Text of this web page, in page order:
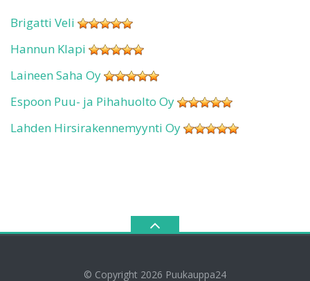
Brigatti Veli
Hannun Klapi
Laineen Saha Oy
Espoon Puu- ja Pihahuolto Oy
Lahden Hirsirakennemyynti Oy
© Copyright 2026 Puukauppa24